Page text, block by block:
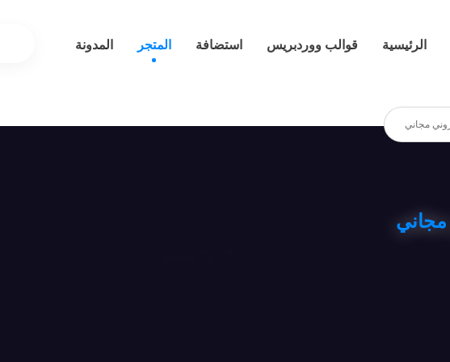
الرئيسية قوالب ووردبريس استضافة المتجر المدونة
مجاني
مجاني